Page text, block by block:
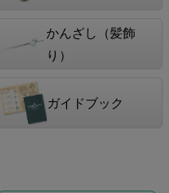
かんざし（髪飾
り）
ガイドブック